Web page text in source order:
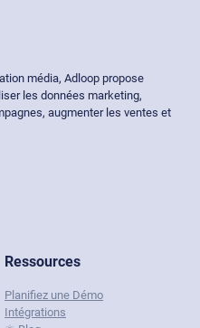
média, Adloop propose
les données marketing,
augmenter les ventes et
Ressources
Planifiez une Démo
Intégrations